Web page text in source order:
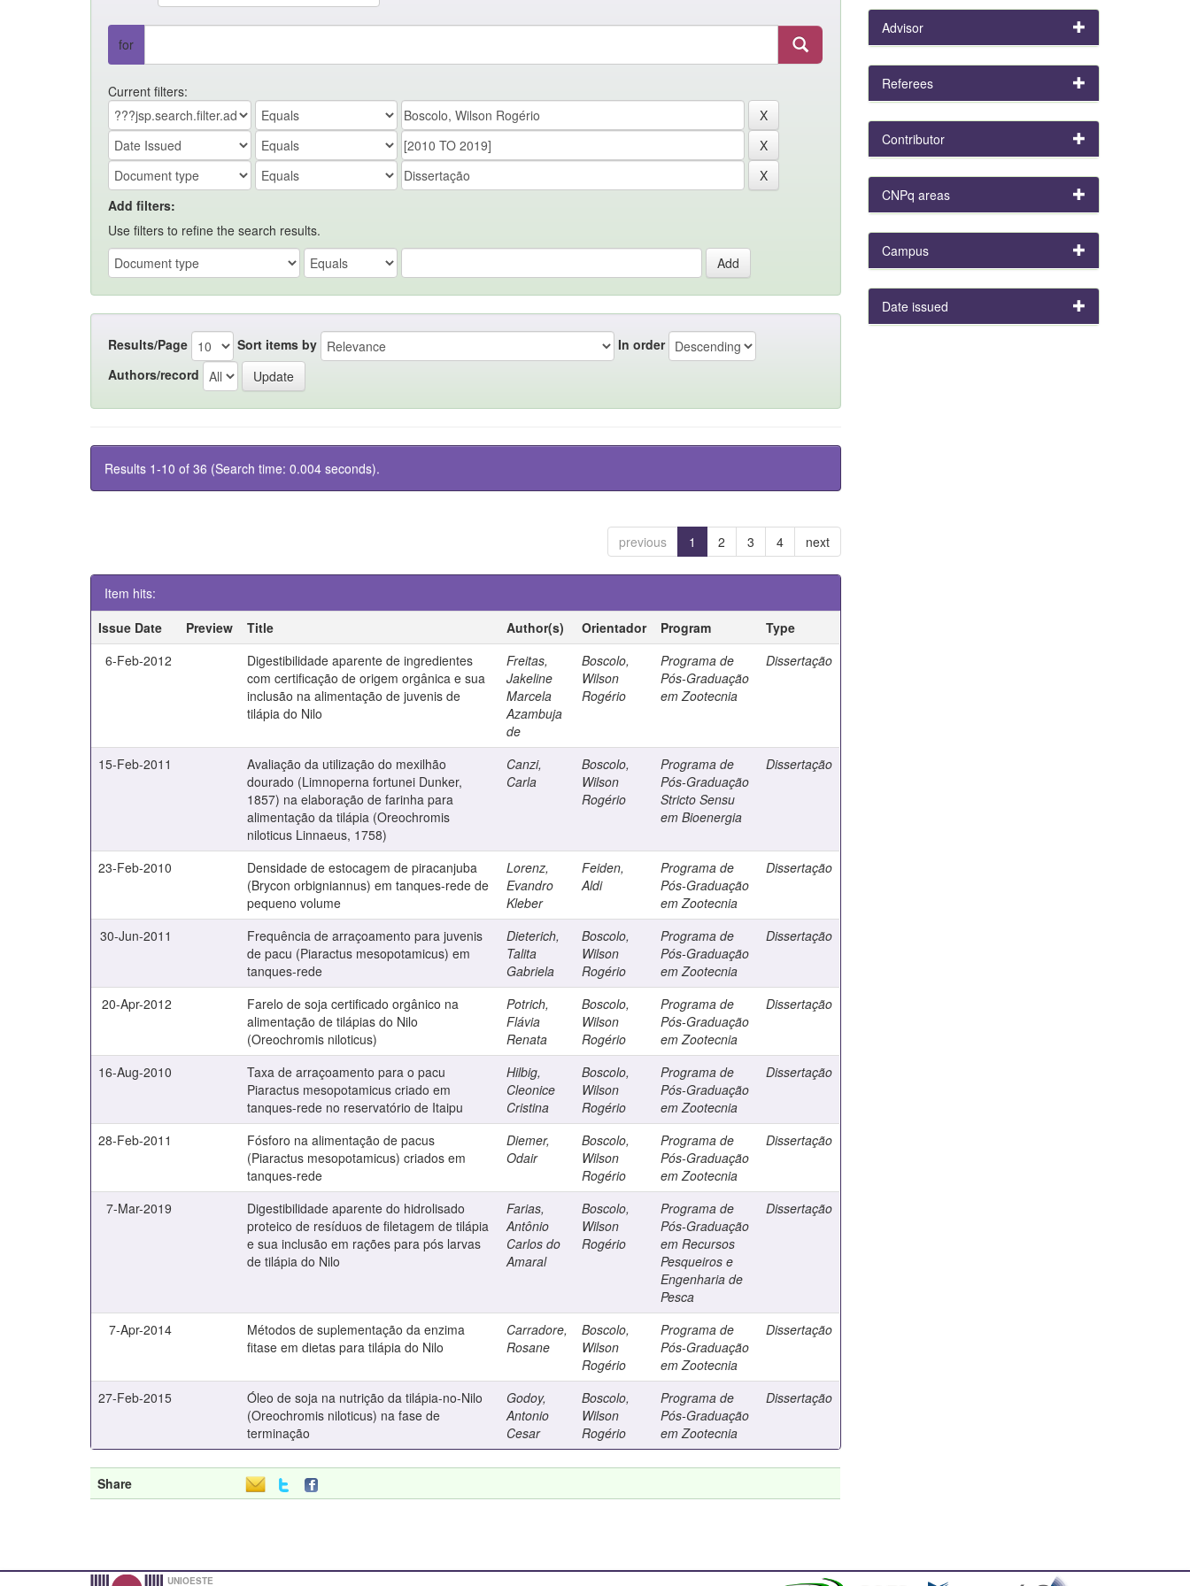
for
Current filters:
Add filters:
Use filters to refine the search results.
Results/Page Sort items by
In order
Authors/record
Results 1-10 of 36 (Search time: 0.004 seconds).
previous 1 2 3 4 next
Item hits:
Issue Date
Preview Title Author(s) Orientador Program
Type
6-Feb-2012
Digestibilidade aparente de ingredientes
com certificação de origem orgânica e sua
inclusão na alimentação de juvenis de
tilápia do Nilo
Freitas,
Jakeline
Marcela
Azambuja
de
Boscolo,
Wilson
Rogério
Programa de
Pós-Graduação
em Zootecnia
Dissertação
15-Feb-2011
Avaliação da utilização do mexilhão
dourado (Limnoperna fortunei Dunker,
1857) na elaboração de farinha para
alimentação da tilápia (Oreochromis
niloticus Linnaeus, 1758)
Canzi,
Carla
Boscolo,
Wilson
Rogério
Programa de
Pós-Graduação
Stricto Sensu
em Bioenergia
Dissertação
23-Feb-2010
Densidade de estocagem de piracanjuba
(Brycon orbigniannus) em tanques-rede de
pequeno volume
Lorenz,
Evandro
Kleber
Feiden,
Aldi
Programa de
Pós-Graduação
em Zootecnia
Dissertação
30-Jun-2011
Frequência de arraçoamento para juvenis
de pacu (Piaractus mesopotamicus) em
tanques-rede
Dieterich,
Talita
Gabriela
Boscolo,
Wilson
Rogério
Programa de
Pós-Graduação
em Zootecnia
Dissertação
20-Apr-2012
Farelo de soja certificado orgânico na
alimentação de tilápias do Nilo
(Oreochromis niloticus)
Potrich,
Flávia
Renata
Boscolo,
Wilson
Rogério
Programa de
Pós-Graduação
em Zootecnia
Dissertação
16-Aug-2010
Taxa de arraçoamento para o pacu
Piaractus mesopotamicus criado em
tanques-rede no reservatório de Itaipu
Hilbig,
Cleonice
Cristina
Boscolo,
Wilson
Rogério
Programa de
Pós-Graduação
em Zootecnia
Dissertação
28-Feb-2011
Fósforo na alimentação de pacus
(Piaractus mesopotamicus) criados em
tanques-rede
Diemer,
Odair
Boscolo,
Wilson
Rogério
Programa de
Pós-Graduação
em Zootecnia
Dissertação
7-Mar-2019
Digestibilidade aparente do hidrolisado
proteico de resíduos de filetagem de tilápia
e sua inclusão em rações para pós larvas
de tilápia do Nilo
Farias,
Antônio
Carlos do
Amaral
Boscolo,
Wilson
Rogério
Programa de
Pós-Graduação
em Recursos
Pesqueiros e
Engenharia de
Pesca
Dissertação
7-Apr-2014
Métodos de suplementação da enzima
fitase em dietas para tilápia do Nilo
Carradore,
Rosane
Boscolo,
Wilson
Rogério
Programa de
Pós-Graduação
em Zootecnia
Dissertação
27-Feb-2015
Óleo de soja na nutrição da tilápia-no-Nilo
(Oreochromis niloticus) na fase de
terminação
Godoy,
Antonio
Cesar
Boscolo,
Wilson
Rogério
Programa de
Pós-Graduação
em Zootecnia
Dissertação
Share
Advisor
Referees
Contributor
CNPq areas
Campus
Date issued
UNIOESTE